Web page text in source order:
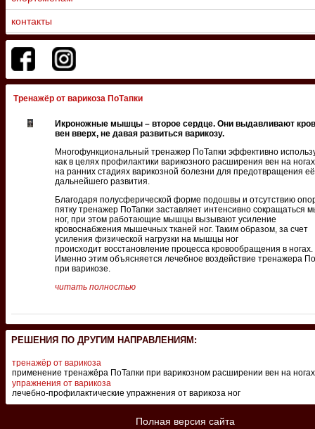
контакты
Тренажёр от варикоза ПоТапки
Икроножные мышцы – второе сердце. Они выдавливают
вен вверх, не давая развиться варикозу.
Многофункциональный тренажер ПоТапки эффективно
как в целях профилактики варикозного расширения вен на
на ранних стадиях варикозной болезни для предотвращения её
дальнейшего развития.
Благодаря полусферической форме подошвы и отсутствию
пятку тренажер ПоТапки заставляет интенсивно сокращаться
ног, при этом работающие мышцы вызывают усиление
кровоснабжения мышечных тканей ног. Таким образом, за счет
усиления физической нагрузки на мышцы ног
происходит восстановление процесса кровообращения в ногах.
Именно этим объясняется лечебное воздействие тренажера
при варикозе.
читать полностью
РЕШЕНИЯ ПО ДРУГИМ НАПРАВЛЕНИЯМ:
тренажёр от варикоза
применение тренажёра ПоТапки при варикозном расширении вен на ногах
упражнения от варикоза
лечебно-профилактические упражнения от варикоза ног
Полная версия сайта